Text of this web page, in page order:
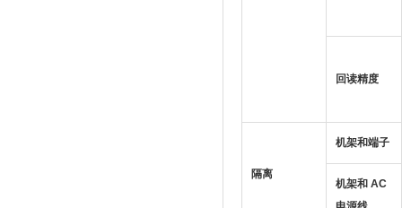
回读精度
隔离
机架和端子
机架和 AC